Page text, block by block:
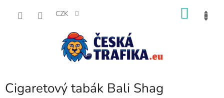
CZK
Cigaretový tabák Bali Shag